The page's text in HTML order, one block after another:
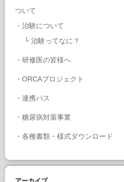
ついて
・ 治験について
└ 治験ってなに？
・ 研修医の皆様へ
・ ORCAプロジェクト
・ 連携パス
・ 糖尿病対策事業
・ 各種書類・様式ダウンロード